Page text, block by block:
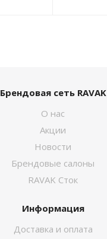
Брендовая сеть RAVAK
О нас
Акции
Новости
Брендовые салоны
RAVAK Сток
Информация
Доставка и оплата